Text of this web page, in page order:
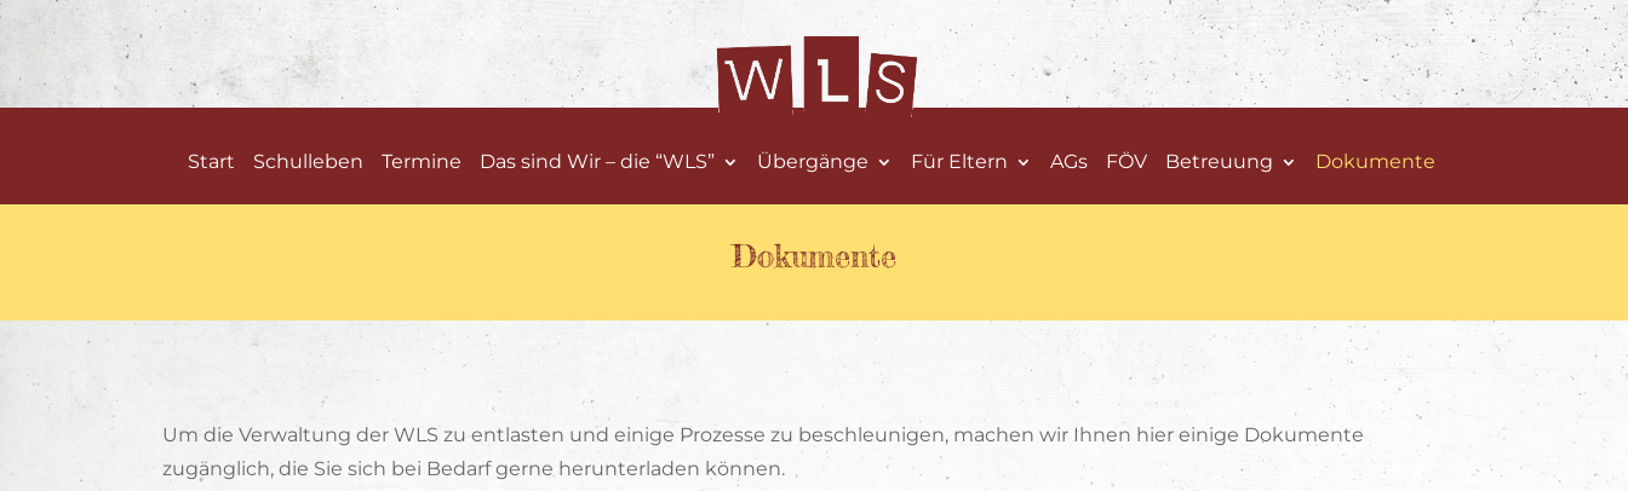
Start Schulleben Termine Das sind Wir – die “WLS” Übergänge Für Eltern AGs FÖV Betreuung Dokumente
Dokumente
Um die Verwaltung der WLS zu entlasten und einige Prozesse zu beschleunigen, machen wir Ihnen hier einige Dokumente
zugänglich, die Sie sich bei Bedarf gerne herunterladen können.